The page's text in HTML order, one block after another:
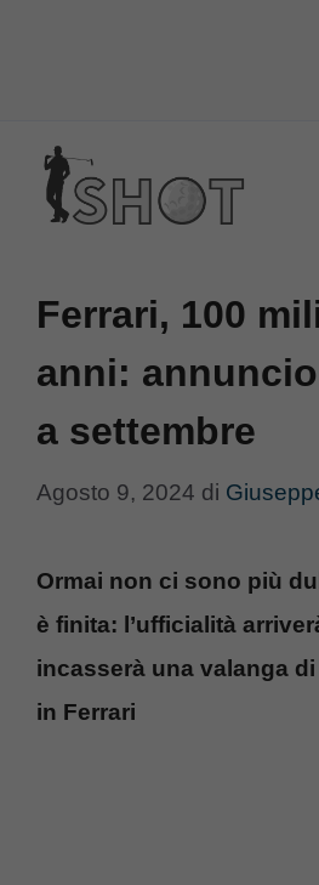
contenuto
Ferrari, 100
anni:
a settembre
Agosto 9, 2024 di
Ormai non ci sono più
è finita: l’ufficialità
incasserà una valanga
in Ferrari